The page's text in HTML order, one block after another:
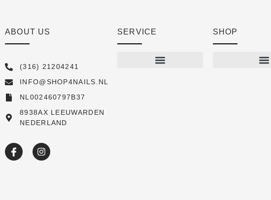
ABOUT US
(316) 21204241
INFO@SHOP4NAILS.NL
NL002460797B37
8938AX LEEUWARDEN
NEDERLAND
SERVICE SHOP